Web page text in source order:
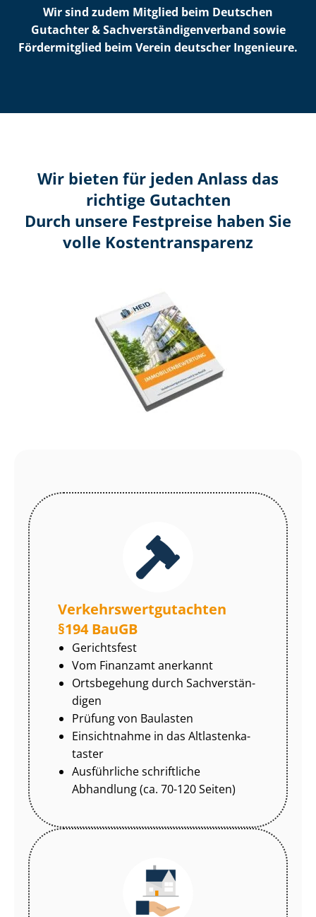
Wir sind zudem Mitglied beim Deutschen
Gutachter & Sach­ver­stän­di­gen­ver­band sowie
Fördermitglied beim Verein deutscher Ingenieure.
Wir bieten für jeden Anlass das
richtige Gutachten
Durch unsere Festpreise haben Sie
volle Kosten­transparenz
Ver­kehrs­wert­gut­ach­ten
§194 BauGB
Gerichtsfest
Vom Finanzamt anerkannt
Ortsbegehung durch Sach­ver­stän­
di­gen
Prüfung von Baulasten
Einsichtnahme in das Alt­las­ten­ka­
tas­ter
Ausführliche schriftliche
Abhandlung (ca. 70-120 Seiten)